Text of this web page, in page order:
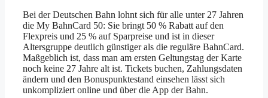
Bei der Deutschen Bahn lohnt sich für alle unter 27 Jahren
die My BahnCard 50: Sie bringt 50 % Rabatt auf den
Flexpreis und 25 % auf Sparpreise und ist in dieser
Altersgruppe deutlich günstiger als die reguläre BahnCard.
Maßgeblich ist, dass man am ersten Geltungstag der Karte
noch keine 27 Jahre alt ist. Tickets buchen, Zahlungsdaten
ändern und den Bonuspunktestand einsehen lässt sich
unkompliziert online und über die App der Bahn.